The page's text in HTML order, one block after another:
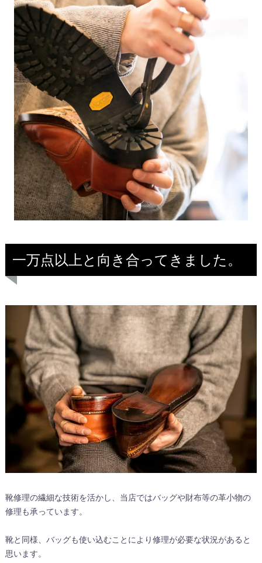
一万点以上と向き合ってきました。
靴修理の繊細な技術を活かし、当店ではバッグや財布等の革小物の
修理も承っています。
靴と同様、バッグも使い込むことにより修理が必要な状況があると
思います。